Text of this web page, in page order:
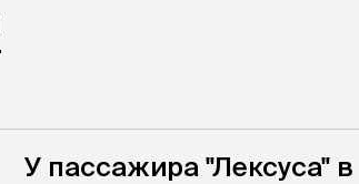
У пассажира "Лексуса" в